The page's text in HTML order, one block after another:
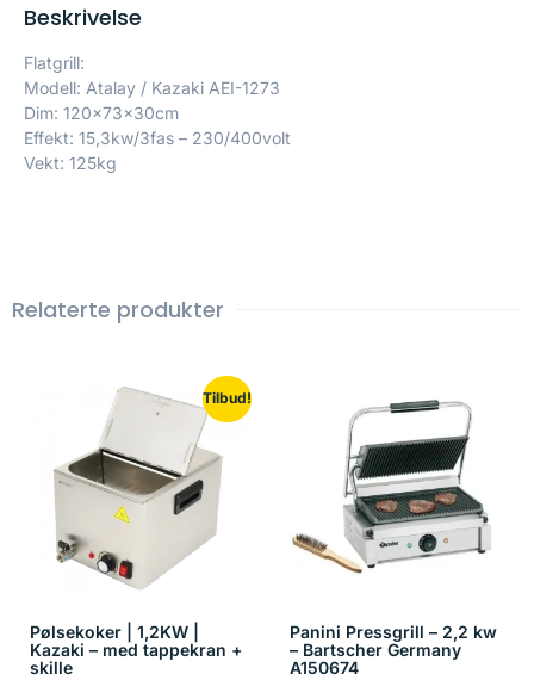
Beskrivelse
Flatgrill:
Modell: Atalay / Kazaki AEI-1273
Dim: 120x73x30cm
Effekt: 15,3kw/3fas – 230/400volt
Vekt: 125kg
Relaterte produkter
Tilbud!
Pølsekoker | 1,2KW |
Kazaki – med tappekran +
skille
Panini Pressgrill – 2,2 kw
– Bartscher Germany
A150674